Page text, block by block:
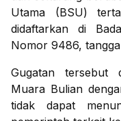
Utama (BSU)
didaftarkan di
Nomor 9486,
Gugatan tersebut
Muara Bulian
tidak dapat